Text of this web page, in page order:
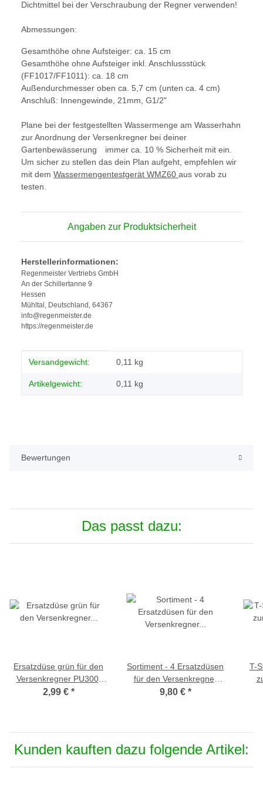
Dichtmittel bei der Verschraubung der Regner verwenden!
Abmessungen:
Gesamthöhe ohne Aufsteiger: ca. 15 cm
Gesamthöhe ohne Aufsteiger inkl. Anschlussstück
(FF1017/FF1011): ca. 18 cm
Außendurchmesser oben ca. 5,7 cm (unten ca. 4 cm)
Anschluß: Innengewinde, 21mm, G1/2"
Plane bei der festgestellten Wassermenge am Wasserhahn
zur Anordnung der Versenkregner bei deiner
Gartenbewässerung immer ca. 10 % Sicherheit mit ein.
Um sicher zu stellen das dein Plan aufgeht, empfehlen wir
mit dem Wassermengentestgerät WMZ60 aus vorab zu
testen.
Angaben zur Produktsicherheit
Herstellerinformationen:
Regenmeister Vertriebs GmbH
An der Schillertanne 9
Hessen
Mühltal, Deutschland, 64367
info@regenmeister.de
https://regenmeister.de
Produkteigenschaft
Wert
Versandgewicht: 0,11 kg
Artikelgewicht: 0,11 kg
Bewertungen
Das passt dazu:
Ersatzdüse grün für den
Versenkregner PU300,
90° Sprühwinkel
2,99 € *
Sortiment - 4 Ersatzdüsen
für den Versenkregner
PU300
9,80 € *
T-
Kunden kauften dazu folgende Artikel: